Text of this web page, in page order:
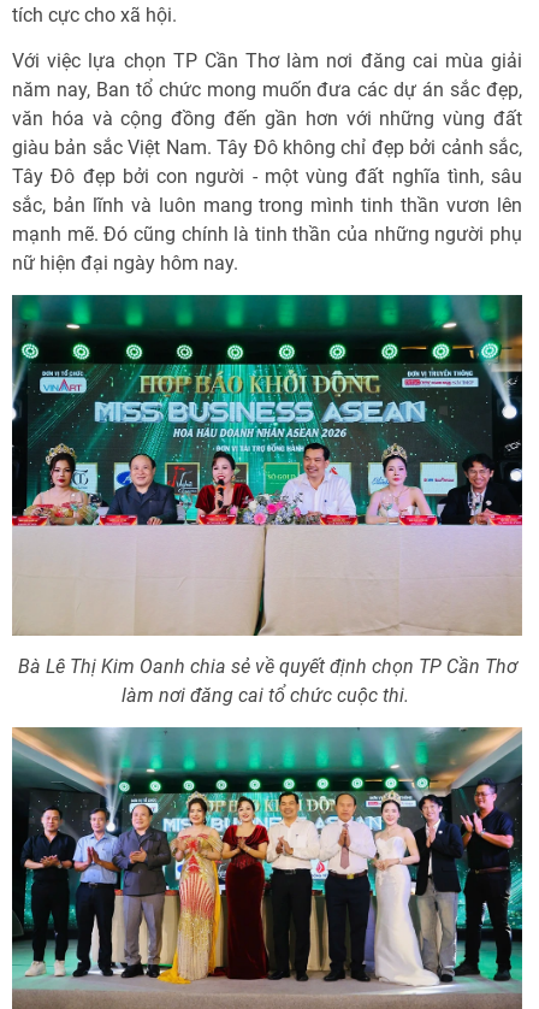
tích cực cho xã hội.
Với việc lựa chọn TP Cần Thơ làm nơi đăng cai mùa giải
năm nay, Ban tổ chức mong muốn đưa các dự án sắc đẹp,
văn hóa và cộng đồng đến gần hơn với những vùng đất
giàu bản sắc Việt Nam. Tây Đô không chỉ đẹp bởi cảnh sắc,
Tây Đô đẹp bởi con người - một vùng đất nghĩa tình, sâu
sắc, bản lĩnh và luôn mang trong mình tinh thần vươn lên
mạnh mẽ. Đó cũng chính là tinh thần của những người phụ
nữ hiện đại ngày hôm nay.
Bà Lê Thị Kim Oanh chia sẻ về quyết định chọn TP Cần Thơ
làm nơi đăng cai tổ chức cuộc thi.